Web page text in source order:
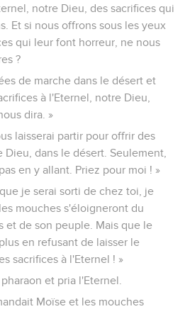
notre Dieu, des sacrifices qui
Et si nous offrons sous les yeux
qui leur font horreur, ne nous
?
de marche dans le désert et
à l'Eternel, notre Dieu,
dira. »
laisserai partir pour offrir des
Dieu, dans le désert. Seulement,
en y allant. Priez pour moi ! »
je serai sorti de chez toi, je
mouches s'éloigneront du
et de son peuple. Mais que le
en refusant de laisser le
sacrifices à l'Eternel ! »
et pria l'Eternel.
Moïse et les mouches